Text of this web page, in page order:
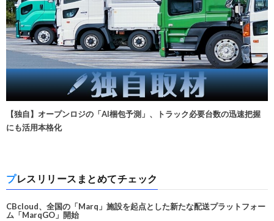
【独自】オープンロジの「AI梱包予測」、トラック必要台数の迅速把握
にも活用本格化
プレスリリースまとめてチェック
CBcloud、全国の「Marq」施設を起点とした新たな配送プラットフォー
ム「MarqGO」開始